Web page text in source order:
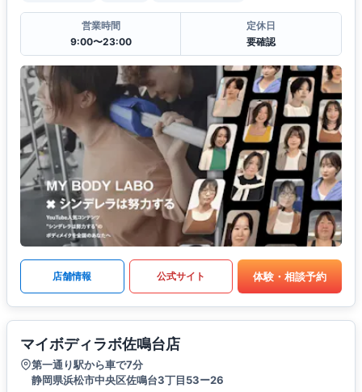
営業時間
9:00〜23:00
定休日
要確認
店舗情報 公式サイト 体験・相談予約
マイボディラボ佐鳴台店
第一通り駅から車で7分
静岡県浜松市中央区佐鳴台3丁目53ー26